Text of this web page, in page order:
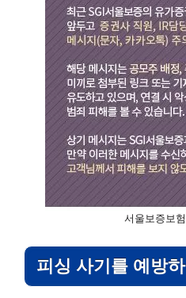
서울보증보
피싱 사기를 예방